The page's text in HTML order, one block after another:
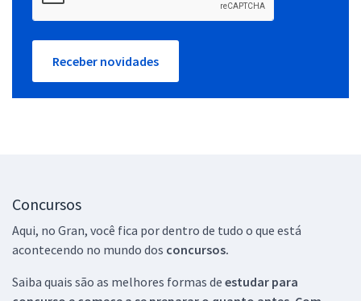
Receber novidades
Concursos
Aqui, no Gran, você fica por dentro de tudo o que está
acontecendo no mundo dos concursos.
Saiba quais são as melhores formas de estudar para